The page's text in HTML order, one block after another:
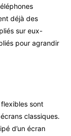
déjà des
sur eux-
pour agrandir
sont
classiques.
d’un écran